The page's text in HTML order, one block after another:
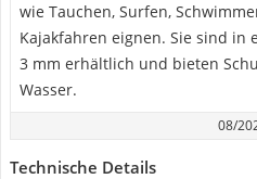
wie Tauchen, Surfen,
Kajakfahren eignen. Sie sind in
3 mm erhältlich und bieten
Wasser.
08/
Technische Details